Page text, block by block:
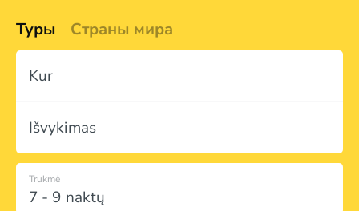
Туры Страны мира
Kur
Išvykimas
7 - 9 naktų
Trukmė